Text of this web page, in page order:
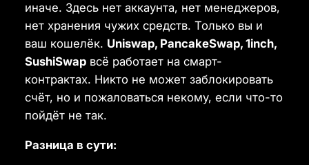
иначе. Здесь нет аккаунта, нет менеджеров,
нет хранения чужих средств. Только вы и
ваш кошелёк. Uniswap, PancakeSwap, 1inch,
SushiSwapвсё работает на смарт-
контрактах. Никто не может заблокировать
счёт, но и пожаловаться некому, если что-то
пойдёт не так.
Разница в сути: